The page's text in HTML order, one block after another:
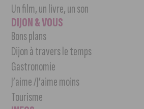
Un film, un livre, un son
DIJON & VOUS
Bons plans
Dijon à travers le temps
Gastronomie
J’aime /J’aime moins
Tourisme